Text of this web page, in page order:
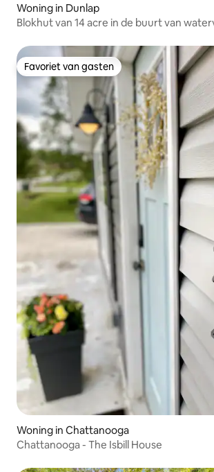
Woning in Dunlap
Blokhut van 14 acre in de buurt van
Favoriet van gasten
Favoriet van gasten
Woning in Chattanooga
Chattanooga - The Isbill House